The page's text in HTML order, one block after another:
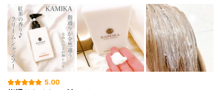
5.00